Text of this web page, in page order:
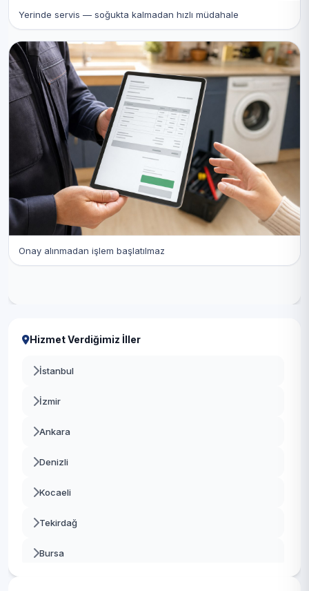
Yerinde servis — soğukta kalmadan hızlı müdahale
Onay alınmadan işlem başlatılmaz
Hizmet Verdiğimiz İller
İstanbul
İzmir
Ankara
Denizli
Kocaeli
Tekirdağ
Bursa